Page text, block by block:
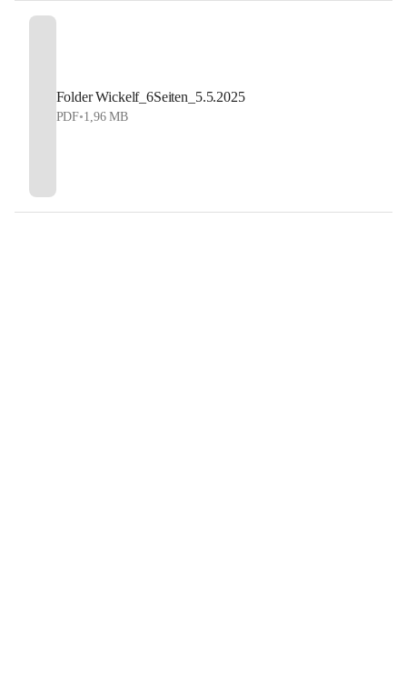
Folder Wickelf_6Seiten_5.5.2025
PDF•1,96 MB